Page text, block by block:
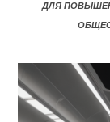
ДЛЯ